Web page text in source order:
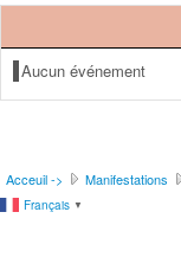
Aucun événement
Acceuil -> Manifestations
Français ▼